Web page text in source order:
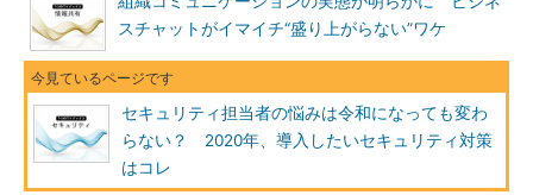
スチャットがイマイチ“盛り上がらない”ワケ
セキュリティ担当者の悩みは令和になっても変わ
らない？ 2020年、導入したいセキュリティ対策
はコレ